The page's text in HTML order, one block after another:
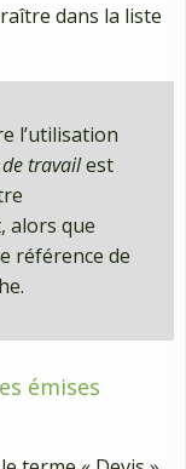
dans la liste
l’utilisation
travailest
alors que
référence de
émises